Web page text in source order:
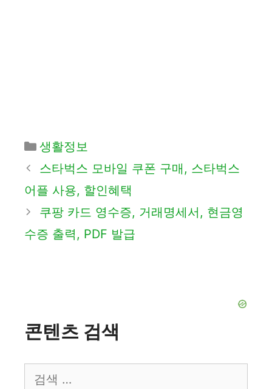
카
테
리
생활정보
스타벅스 모바일 쿠폰 구매, 스타벅스
어플 사용, 할인혜택
쿠팡 카드 영수증, 거래명세서, 현금영
수증 출력, PDF 발급
콘텐츠 검색